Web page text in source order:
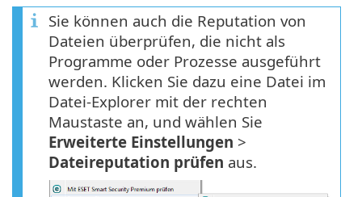
Sie können auch die Reputation von
Dateien überprüfen, die nicht als
Programme oder Prozesse ausgeführt
werden. Klicken Sie dazu eine Datei im
Datei-Explorer mit der rechten
Maustaste an, und wählen Sie
Erweiterte Einstellungen >
Dateireputation prüfen aus.